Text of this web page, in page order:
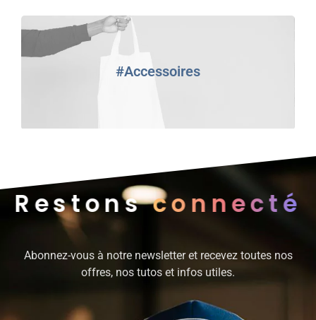
#Accessoires
Restonsconnecté
Abonnez-vous à notre newsletter et recevez toutes nos
offres, nos tutos et infos utiles.